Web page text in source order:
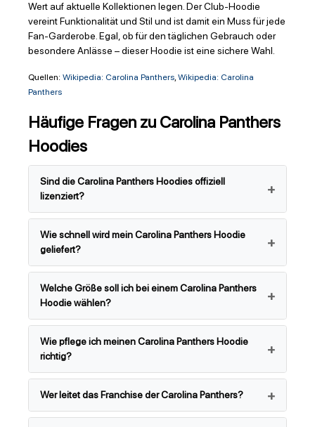
Wert auf aktuelle Kollektionen legen. Der Club-Hoodie
vereint Funktionalität und Stil und ist damit ein Muss für jede
Fan-Garderobe. Egal, ob für den täglichen Gebrauch oder
besondere Anlässe – dieser Hoodie ist eine sichere Wahl.
Quellen: Wikipedia: Carolina Panthers, Wikipedia: Carolina
Panthers
Häufige Fragen zu Carolina Panthers
Hoodies
Sind die Carolina Panthers Hoodies offiziell
lizenziert?
Wie schnell wird mein Carolina Panthers Hoodie
geliefert?
Welche Größe soll ich bei einem Carolina Panthers
Hoodie wählen?
Wie pflege ich meinen Carolina Panthers Hoodie
richtig?
Wer leitet das Franchise der Carolina Panthers?